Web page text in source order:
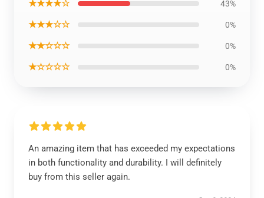
★★★★☆ 43%
★★★☆☆ 0%
★★☆☆☆ 0%
★☆☆☆☆ 0%
An amazing item that has exceeded my expectations
in both functionality and durability. I will definitely
buy from this seller again.